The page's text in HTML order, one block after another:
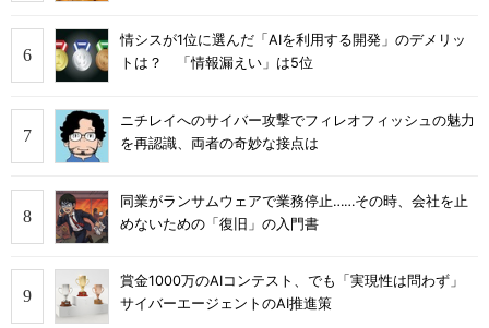
情シスが1位に選んだ「AIを利用する開発」のデメリッ
トは？ 「情報漏えい」は5位
ニチレイへのサイバー攻撃でフィレオフィッシュの魅力
を再認識、両者の奇妙な接点は
同業がランサムウェアで業務停止……その時、会社を止
めないための「復旧」の入門書
賞金1000万のAIコンテスト、でも「実現性は問わず」
サイバーエージェントのAI推進策